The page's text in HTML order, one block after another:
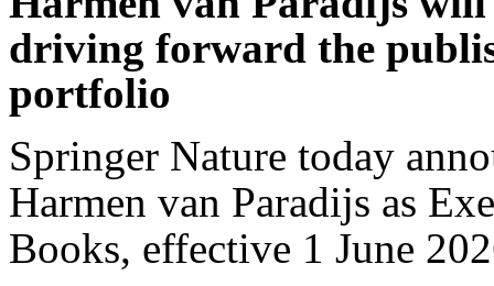
driving forward the
portfolio
Springer Nature today
Harmen van Paradijs as
Books, effective 1 June